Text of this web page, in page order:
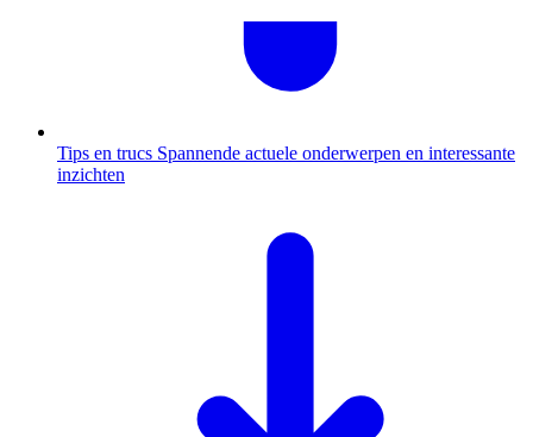
Tips en trucs Spannende actuele onderwerpen en interessante
inzichten